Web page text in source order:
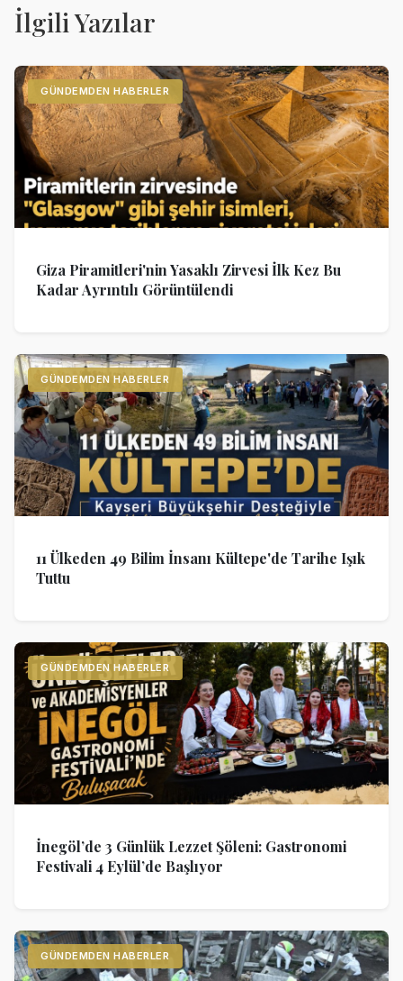
İlgili Yazılar
GÜNDEMDEN HABERLER
Giza Piramitleri'nin Yasaklı Zirvesi İlk Kez Bu
Kadar Ayrıntılı Görüntülendi
GÜNDEMDEN HABERLER
11 Ülkeden 49 Bilim İnsanı Kültepe'de Tarihe Işık
Tuttu
GÜNDEMDEN HABERLER
İnegöl’de 3 Günlük Lezzet Şöleni: Gastronomi
Festivali 4 Eylül’de Başlıyor
GÜNDEMDEN HABERLER